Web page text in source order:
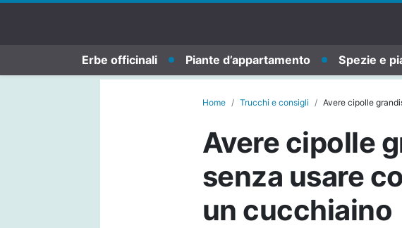
Erbe officinali Piante d’appartamento Spezie e
Home Trucchi e consigli Avere cipolle
Avere cipolle
senza usare
un cucchiaino